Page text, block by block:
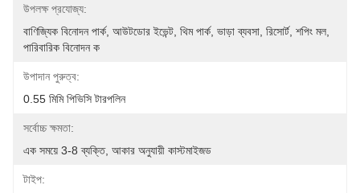
উপলক্ষ প্রযোজ্য:
বাণিজ্যিক বিনোদন পার্ক, আউটডোর ইভেন্ট, থিম পার্ক, ভাড়া ব্যবসা, রিসোর্ট, শপিং মল,
পারিবারিক বিনোদন ক
উপাদান পুরুত্ব:
0.55 মিমি পিভিসি টারপলিন
সর্বোচ্চ ক্ষমতা:
এক সময়ে 3-8 ব্যক্তি, আকার অনুযায়ী কাস্টমাইজড
টাইপ: